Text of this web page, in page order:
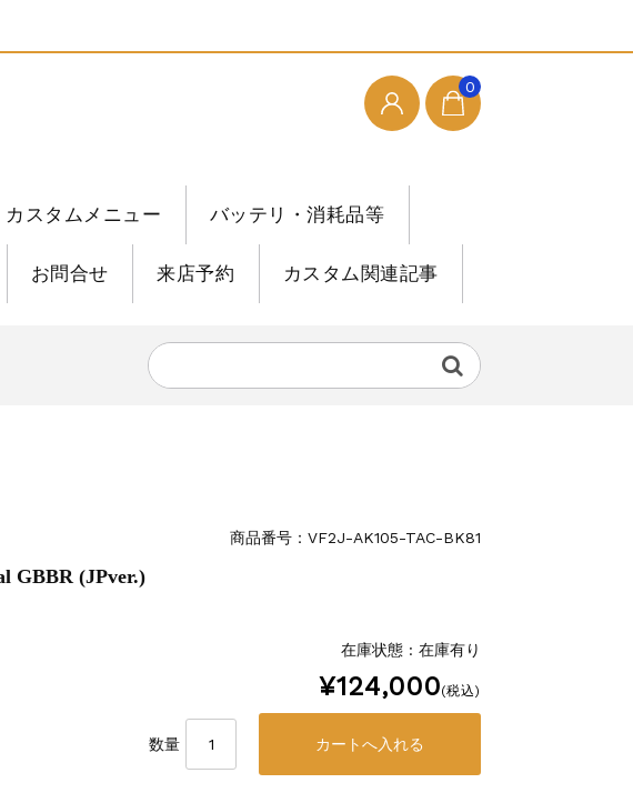
0
カスタムメニュー バッテリ・消耗品等
お問合せ 来店予約 カスタム関連記事
商品番号：VF2J-AK105-TAC-BK81
GBBR (JPver.)
在庫状態 : 在庫有り
¥124,000(税込)
数量